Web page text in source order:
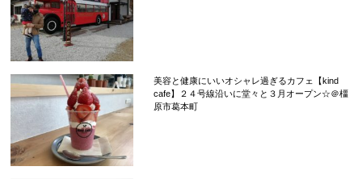
美容と健康にいいオシャレ過ぎるカフェ【kind
cafe】２４号線沿いに堂々と３月オープン☆＠橿
原市葛本町